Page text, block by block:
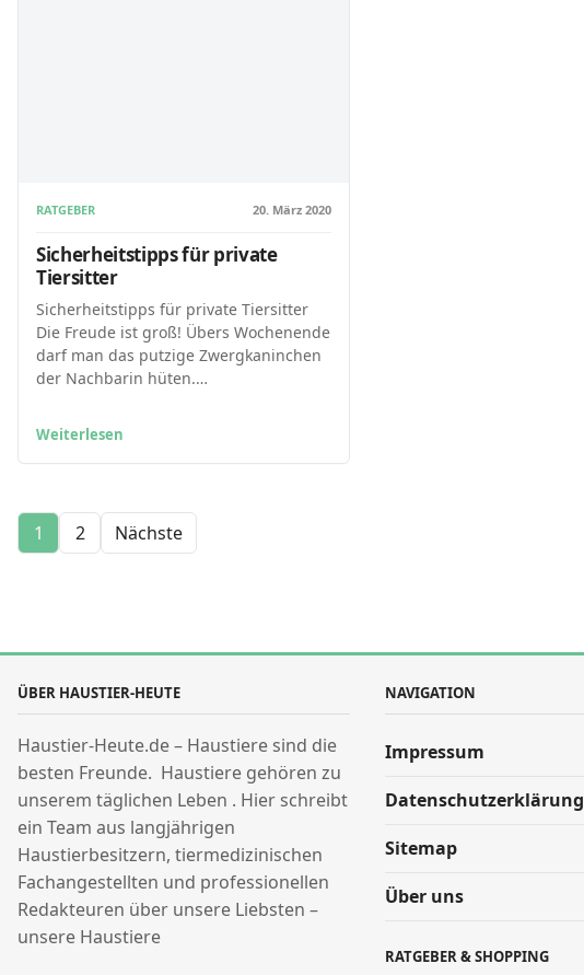
RATGEBER 20. März 2020
Sicherheitstipps für private
Tiersitter
Sicherheitstipps für private Tiersitter
Die Freude ist groß! Übers Wochenende
darf man das putzige Zwergkaninchen
der Nachbarin hüten.…
Weiterlesen
Seitennummerierung der Beiträge
1 2 Nächste
ÜBER HAUSTIER-HEUTE
Haustier-Heute.de – Haustiere sind die
besten Freunde. Haustiere gehören zu
unserem täglichen Leben . Hier schreibt
ein Team aus langjährigen
Haustierbesitzern, tiermedizinischen
Fachangestellten und professionellen
Redakteuren über unsere Liebsten –
unsere Haustiere
NAVIGATION
Impressum
Datenschutzerklärung
Sitemap
Über uns
RATGEBER & SHOPPING